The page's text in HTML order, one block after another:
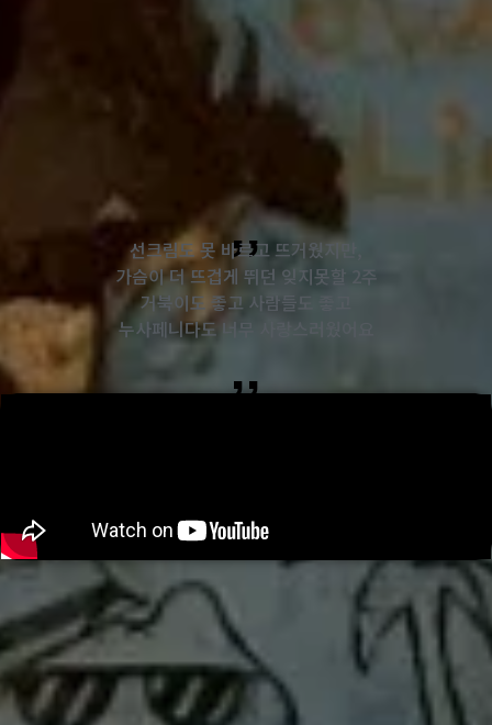
,,
선크림도 못 바르고 뜨거웠지만,
가슴이 더 뜨겁게 뛰던 잊지못할 2주
거북이도 좋고 사람들도 좋고
누사페니다도 너무 사랑스러웠어요
,,